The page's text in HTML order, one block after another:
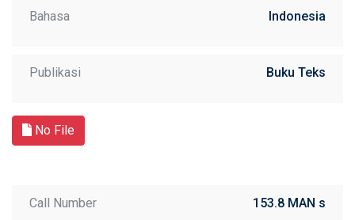
Bahasa Indonesia
Publikasi Buku Teks
No File
Call Number 153.8 MAN s